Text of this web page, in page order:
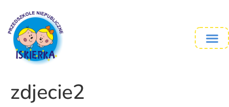
zdjecie2